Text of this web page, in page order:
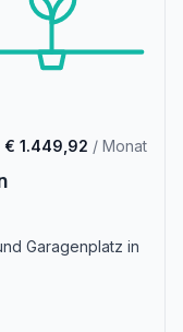
€ 1.449,92 / Monat
Garagenplatz in